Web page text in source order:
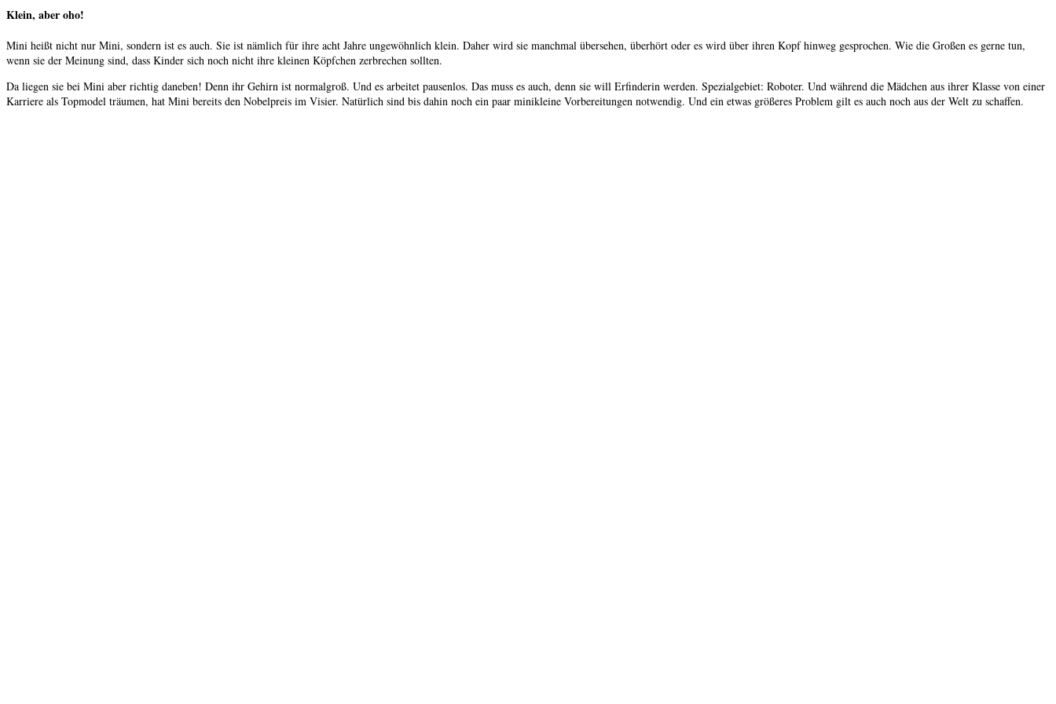
Klein, aber oho!
Mini heißt nicht nur Mini, sondern ist es auch. Sie ist nämlich für ihre acht Jahre ungewöhnlich klein. Daher wird sie manchmal übersehen, überhört oder es wird über ihren Kopf hinweg gesprochen. Wie die Großen es gerne tun,
wenn sie der Meinung sind, dass Kinder sich noch nicht ihre kleinen Köpfchen zerbrechen sollten.
Da liegen sie bei Mini aber richtig daneben! Denn ihr Gehirn ist normalgroß. Und es arbeitet pausenlos. Das muss es auch, denn sie will Erﬁnderin werden. Spezialgebiet: Roboter. Und während die Mädchen aus ihrer Klasse von einer
Karriere als Topmodel träumen, hat Mini bereits den Nobelpreis im Visier. Natürlich sind bis dahin noch ein paar minikleine Vorbereitungen notwendig. Und ein etwas größeres Problem gilt es auch noch aus der Welt zu schaffen.